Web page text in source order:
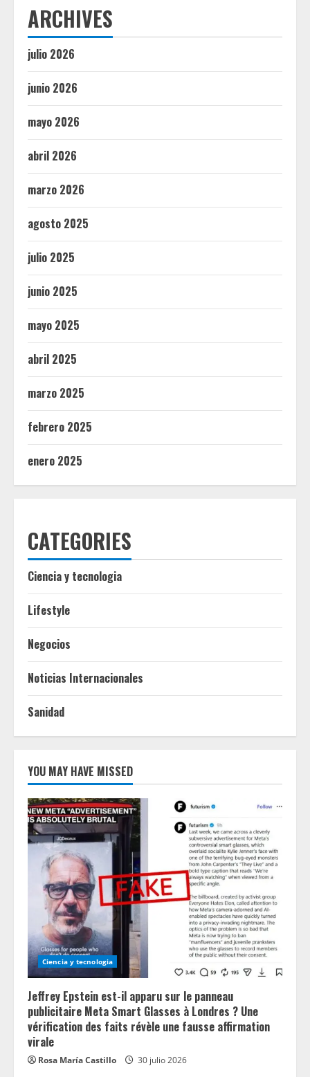
ARCHIVES
julio 2026
junio 2026
mayo 2026
abril 2026
marzo 2026
agosto 2025
julio 2025
junio 2025
mayo 2025
abril 2025
marzo 2025
febrero 2025
enero 2025
CATEGORIES
Ciencia y tecnologia
Lifestyle
Negocios
Noticias Internacionales
Sanidad
YOU MAY HAVE MISSED
Ciencia y tecnologia
Jeffrey Epstein est-il apparu sur le panneau
publicitaire Meta Smart Glasses à Londres ? Une
vérification des faits révèle une fausse affirmation
virale
Rosa María Castillo 30 julio 2026